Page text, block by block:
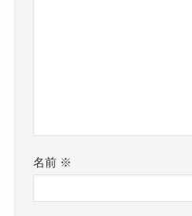
名前 ※